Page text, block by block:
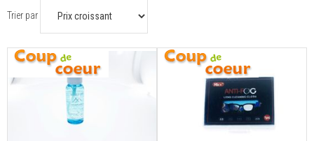
Trier par